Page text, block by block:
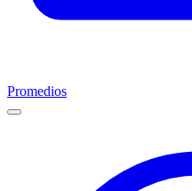
Promedios